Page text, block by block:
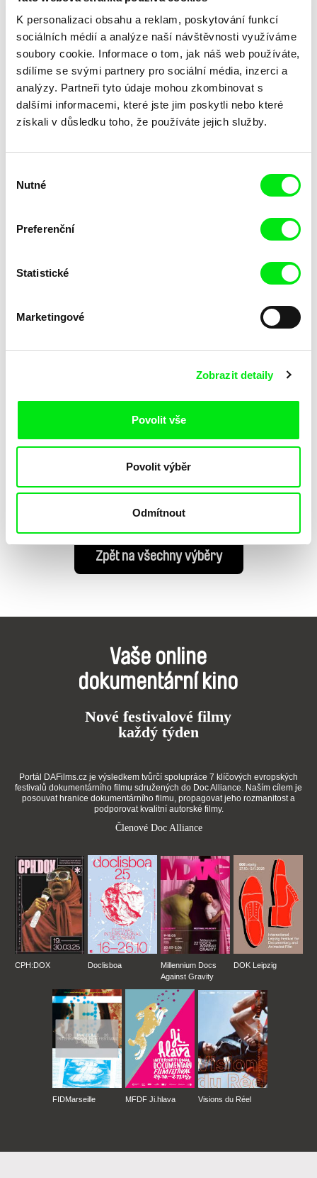
K personalizaci obsahu a reklam, poskytování funkcí
sociálních médií a analýze naší návštěvnosti využíváme
soubory cookie. Informace o tom, jak náš web používáte,
sdílíme se svými partnery pro sociální média, inzerci a
analýzy. Partneři tyto údaje mohou zkombinovat s
dalšími informacemi, které jste jim poskytli nebo které
získali v důsledku toho, že používáte jejich služby.
souhlasu
Nutné
Preferenční
Statistické
Marketingové
Zobrazit detaily
Povolit vše
Povolit výběr
Odmítnout
Předplatit US $6.99 měsíčně
Vybrané filmy
Andreas Horvath
Andreas Horvath
Romania
Zpět na všechny výběry
Vaše online
dokumentární kino
Nové festivalové filmy
každý týden
Portál DAFilms.cz je výsledkem tvůrčí spolupráce 7 klíčových evropských
festivalů dokumentárního filmu sdružených do Doc Alliance. Naším cílem je
posouvat hranice dokumentárního filmu, propagovat jeho rozmanitost a
podporovat kvalitní autorské filmy.
Členové Doc Alliance
CPH:DOX Doclisboa
Millennium Docs
Against Gravity
DOK Leipzig
FIDMarseille MFDF Ji.hlava Visions du Réel